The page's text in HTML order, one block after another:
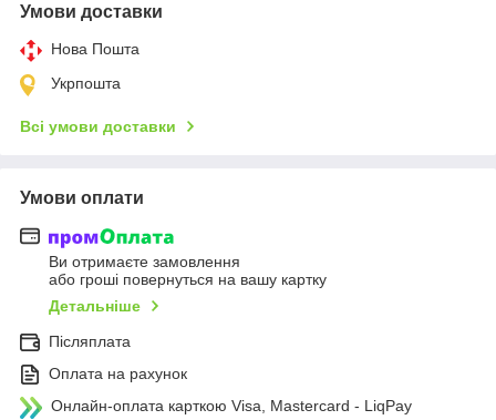
Умови доставки
Нова Пошта
Укрпошта
Всі умови доставки
Умови оплати
Ви отримаєте замовлення
або гроші повернуться на вашу картку
Детальніше
Післяплата
Оплата на рахунок
Онлайн-оплата карткою Visa, Mastercard - LiqPay